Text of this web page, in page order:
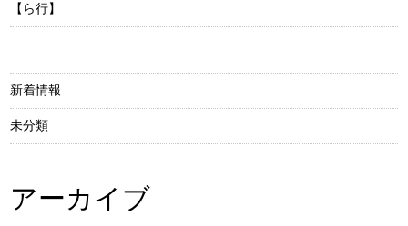
【ら行】
新着情報
未分類
アーカイブ